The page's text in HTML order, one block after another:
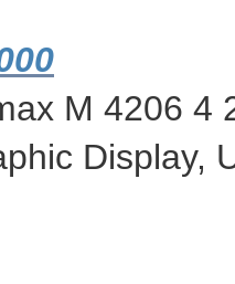
M 4206 4
Display,